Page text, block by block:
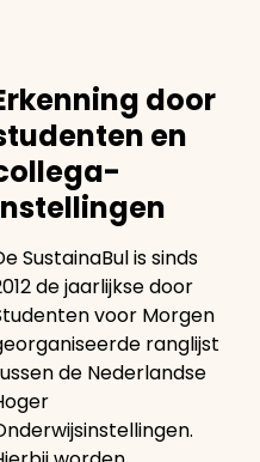
door
en
SustainaBul is sinds
de jaarlijkse door
voor Morgen
ranglijst
de Nederlandse